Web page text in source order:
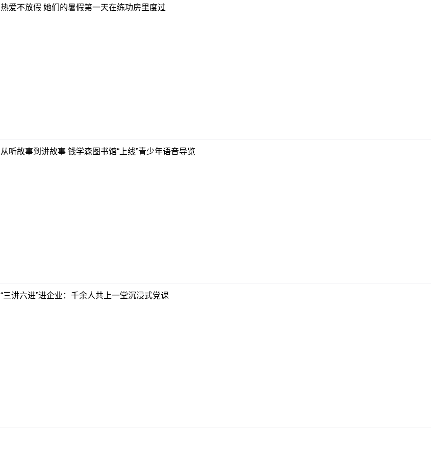
热爱不放假 她们的暑假第一天在练功房里度过
从听故事到讲故事 钱学森图书馆“上线”青少年语音导览
“三讲六进”进企业：千余人共上一堂沉浸式党课